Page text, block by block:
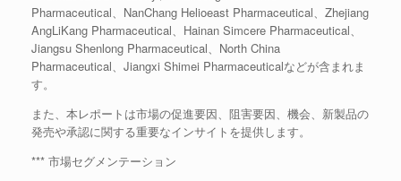
Pharmaceutical、NanChang Helioeast Pharmaceutical、Zhejiang
AngLiKang Pharmaceutical、Hainan Simcere Pharmaceutical、
Jiangsu Shenlong Pharmaceutical、North China
Pharmaceutical、Jiangxi Shimei Pharmaceuticalなどが含まれま
す。
また、本レポートは市場の促進要因、阻害要因、機会、新製品の
発売や承認に関する重要なインサイトを提供します。
*** 市場セグメンテーション